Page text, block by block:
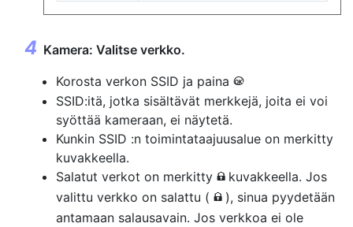
Kamera: Valitse verkko.
Korosta verkon SSID ja paina J
SSID:itä, jotka sisältävät merkkejä, joita ei voi
syöttää kameraan, ei näytetä.
Kunkin SSID :n toimintataajuusalue on merkitty
kuvakkeella.
Salatut verkot on merkitty h kuvakkeella. Jos
valittu verkko on salattu ( h ), sinua pyydetään
antamaan salausavain. Jos verkkoa ei ole